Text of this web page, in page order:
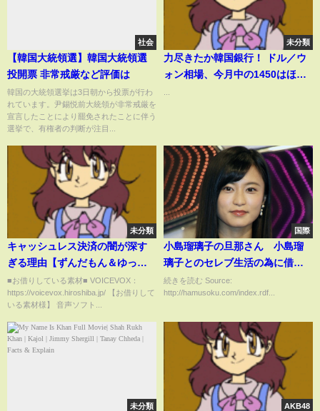
社会
【韓国大統領選】韓国大統領選
投開票 非常戒厳など評価は
韓国の大統領選挙は3日朝から投票が行わ
れています。尹錫悦前大統領が非常戒厳を
宣言したことにより罷免されたことに伴う
選挙で、有権者の判断が注目...
未分類
力尽きたか韓国銀行！ ドル／ウ
ォン相場、今月中の1450はほぼ
未分類
キャッシュレス決済の闇が深す
ぎる理由【ずんだもん＆ゆっく
り解説】
■お借りしている素材■ VOICEVOX：
https://voicevox.hiroshiba.jp/ 【お借りして
いる素材様】 音声ソフト...
国際
小島瑠璃子の旦那さん 小島瑠
璃子とのセレブ生活の為に借金
して３億円ぶちこむ
続きを読む Source:
http://hamusoku.com/index.rdf...
未分類 AKB48